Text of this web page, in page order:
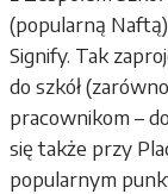
(popularną
Signify. Tak
do szkół
pracownikom –
się także przy
popularnym